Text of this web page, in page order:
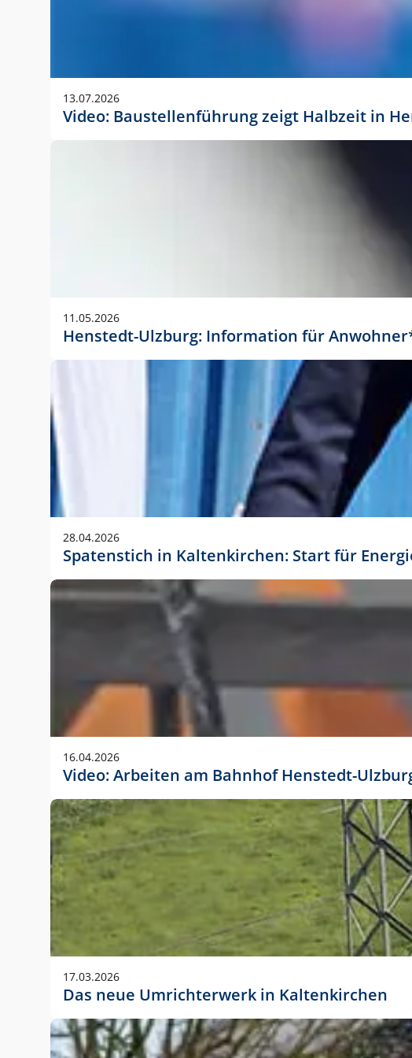
Anwendungsgröße im Layout:
Die Logohöhe beträgt 4 – 10 % der jeweiligen Formathöhe.
folgende fest definierte Anwendungsgrößen im Layout:
DIN A3 – 15 mm hoch (5 %)
DIN A1 – 39 mm hoch (5 %)
DIN lang – 10 mm hoch (5 %)
1080 x 1080 px – 78 px hoch (7 %)
In Ausnahmefällen darf das Logo jedoch auch größer oder
stets der vorherigen Absprache mit der Marketingabteilung.
13.07.2026
Video: Baustellenführung zeigt Halbzeit in
11.05.2026
Henstedt-Ulzburg: Information für
28.04.2026
Spatenstich in Kaltenkirchen: Start für
16.04.2026
Video: Arbeiten am Bahnhof Henstedt-
17.03.2026
Das neue Umrichterwerk in Kaltenkirchen